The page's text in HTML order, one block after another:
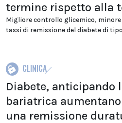
termine rispetto alla
Migliore controllo glicemico,
tassi di remissione del diabete di tipo
CLINICA
Diabete, anticipando
bariatrica
una remissione